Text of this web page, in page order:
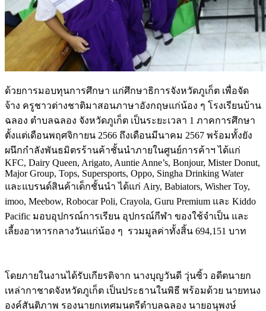
ด้วยการมอบทุนการศึกษา แก่ศึกษาธิการจังหวัดภูเก็ต เพื่อจัด
จ้าง ครูชาวต่างชาติมาสอนภาษาอังกฤษแก่น้อง ๆ โรงเรียนบ้าน
ฉลอง ตำบลฉลอง จังหวัดภูเก็ต เป็นระยะเวลา 1 ภาคการศึกษา
ตั้งแต่เดือนพฤศจิกายน 2566 ถึงเดือนมีนาคม 2567 พร้อมทั้งยัง
ผนึกกำลังพันธมิตรร้านค้าชั้นนำภายในศูนย์การค้าฯ ได้แก่
KFC, Dairy Queen, Arigato, Auntie Anne’s, Bonjour, Mister Donut,
Major Group, Tops, Supersports, Oppo, Singha Drinking Water
และแบรนด์สินค้าเด็กชั้นนำ ได้แก่ Airy, Babiators, Wisher Toy,
imoo, Meebow, Robocar Poli, Crayola, Guru Premium และ Kiddo
Pacific มอบอุปกรณ์การเรียน อุปกรณ์กีฬา ของใช้จำเป็น และ
เลี้ยงอาหารกลางวันแก่น้อง ๆ รวมมูลค่าทั้งสิ้น 694,151 บาท
โดยภายในงานได้รับเกียรติจาก นางบุญวันดี วุ่นซิ้ว อดีตนายก
เหล่ากาชาดจังหวัดภูเก็ต เป็นประธานในพิธี พร้อมด้วย นายทนง
องค์สันติภาพ รองนายกเทศมนตรีตำบลฉลอง นายอนุพงษ์